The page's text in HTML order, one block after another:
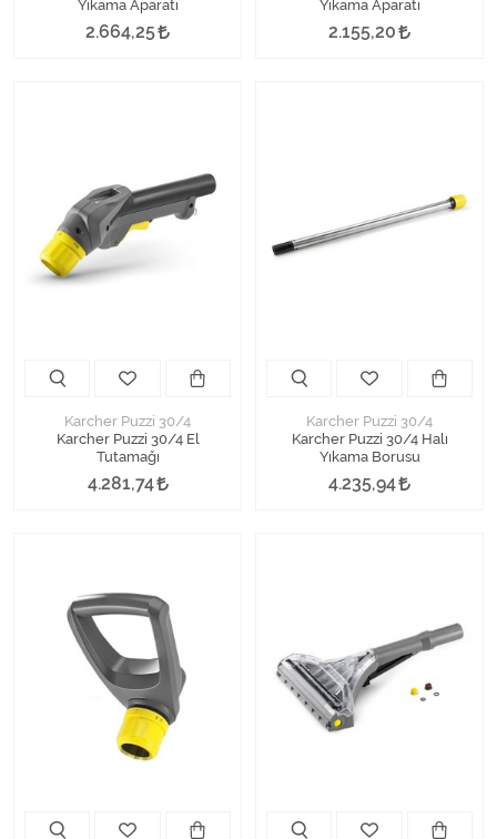
Yıkama Aparatı
2.664,25
Yıkama Aparatı
2.155,20
Karcher Puzzi 30/4
Karcher Puzzi 30/4 El
Tutamağı
4.281,74
Karcher Puzzi 30/4
Karcher Puzzi 30/4 Halı
Yıkama Borusu
4.235,94